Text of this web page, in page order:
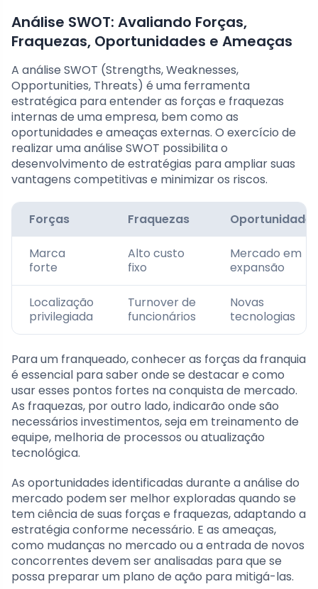
Análise SWOT: Avaliando Forças,
Fraquezas, Oportunidades e Ameaças
A análise SWOT (Strengths, Weaknesses,
Opportunities, Threats) é uma ferramenta
estratégica para entender as forças e fraquezas
internas de uma empresa, bem como as
oportunidades e ameaças externas. O exercício de
realizar uma análise SWOT possibilita o
desenvolvimento de estratégias para ampliar suas
vantagens competitivas e minimizar os riscos.
Forças Fraquezas Oportunidades
Marca
forte
Alto custo
fixo
Mercado em
expansão
Localização
privilegiada
Turnover de
funcionários
Novas
tecnologias
Para um franqueado, conhecer as forças da franquia
é essencial para saber onde se destacar e como
usar esses pontos fortes na conquista de mercado.
As fraquezas, por outro lado, indicarão onde são
necessários investimentos, seja em treinamento de
equipe, melhoria de processos ou atualização
tecnológica.
As oportunidades identificadas durante a análise do
mercado podem ser melhor exploradas quando se
tem ciência de suas forças e fraquezas, adaptando a
estratégia conforme necessário. E as ameaças,
como mudanças no mercado ou a entrada de novos
concorrentes devem ser analisadas para que se
possa preparar um plano de ação para mitigá-las.